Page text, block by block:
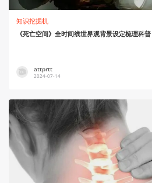
知识挖掘机
《死亡空间》全时间线世界观背景设定梳理科普
attprtt
2024-07-14